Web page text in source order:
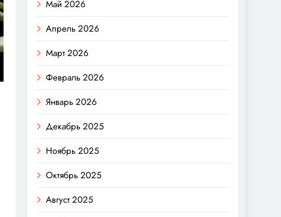
Май 2026
Апрель 2026
Март 2026
Февраль 2026
Январь 2026
Декабрь 2025
Ноябрь 2025
Октябрь 2025
Август 2025